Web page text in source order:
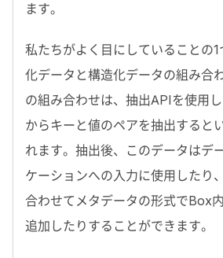
ます。
私たちがよく目にしていることの1
化データと構造化データの組み合
の組み合わせは、抽出APIを使用
からキーと値のペアを抽出すると
れます。抽出後、このデータはデ
ケーションへの入力に使用したり
合わせてメタデータの形式でBox
追加したりすることができます。